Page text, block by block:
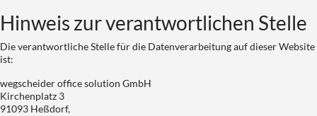
Hinweis zur verantwortlichen Stelle
Die verantwortliche Stelle für die Datenverarbeitung auf dieser Website
ist:
wegscheider office solution GmbH
Kirchenplatz 3
91093 Heßdorf,